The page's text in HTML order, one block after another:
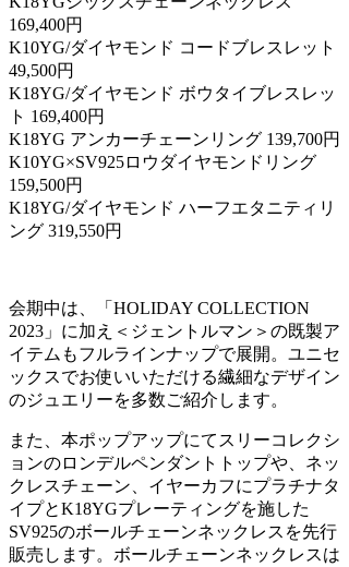
169,400円
K10YG/ダイヤモンド コードブレスレット
49,500円
K18YG/ダイヤモンド ボウタイブレスレッ
ト 169,400円
K18YG アンカーチェーンリング 139,700円
K10YG×SV925ロウダイヤモンドリング
159,500円
K18YG/ダイヤモンド ハーフエタニティリ
ング 319,550円
会期中は、「HOLIDAY COLLECTION
2023」に加え＜ジェントルマン＞の既製ア
イテムもフルラインナップで展開。ユニセ
ックスでお使いいただける繊細なデザイン
のジュエリーを多数ご紹介します。
また、本ポップアップにてスリーコレクシ
ョンのロンデルペンダントトップや、ネッ
クレスチェーン、イヤーカフにプラチナタ
イプとK18YGプレーティングを施した
SV925のボールチェーンネックレスを先行
販売します。ボールチェーンネックレスは